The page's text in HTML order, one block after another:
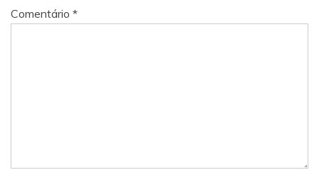
Comentário *